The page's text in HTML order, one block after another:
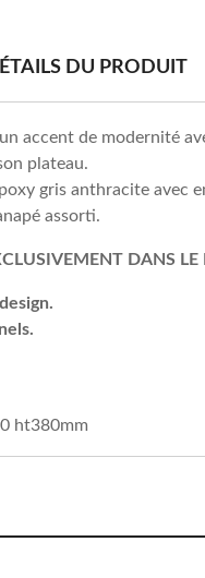
DU PRODUIT
accent de modernité
plateau.
gris anthracite avec
assorti.
DANS LE
ht380mm